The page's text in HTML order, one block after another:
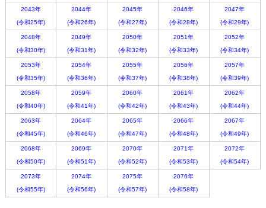
2043年
(令和25年)
2044年
(令和26年)
2045年
(令和27年)
2046年
(令和28年)
2047年
(令和29年)
2048年
(令和30年)
2049年
(令和31年)
2050年
(令和32年)
2051年
(令和33年)
2052年
(令和34年)
2053年
(令和35年)
2054年
(令和36年)
2055年
(令和37年)
2056年
(令和38年)
2057年
(令和39年)
2058年
(令和40年)
2059年
(令和41年)
2060年
(令和42年)
2061年
(令和43年)
2062年
(令和44年)
2063年
(令和45年)
2064年
(令和46年)
2065年
(令和47年)
2066年
(令和48年)
2067年
(令和49年)
2068年
(令和50年)
2069年
(令和51年)
2070年
(令和52年)
2071年
(令和53年)
2072年
(令和54年)
2073年
(令和55年)
2074年
(令和56年)
2075年
(令和57年)
2076年
(令和58年)